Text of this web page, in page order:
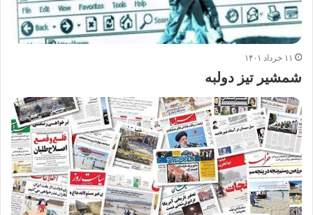
۱۱ خرداد ۱۴۰۱
شمشیر تیز دولبه